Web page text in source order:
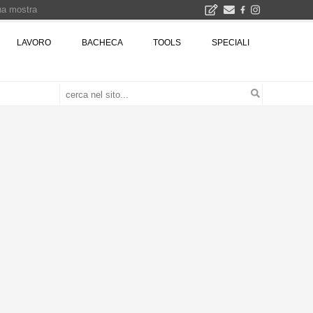
LAVORO BACHECA TOOLS SPECIALI
mostra